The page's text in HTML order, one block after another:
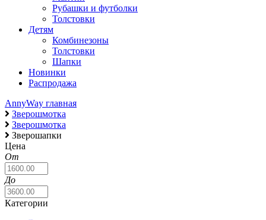
Рубашки и футболки
Толстовки
Детям
Комбинезоны
Толстовки
Шапки
Новинки
Распродажа
AnnyWay главная
Зверошмотка
Зверошмотка
Зверошапки
Цена
От
До
Категории